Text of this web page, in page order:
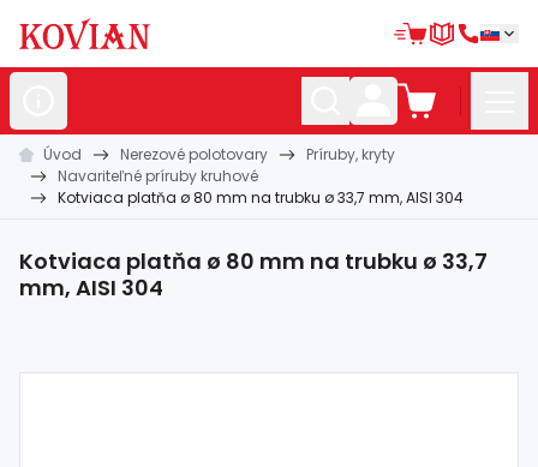
Nerezovépolotovary
Hliníkovépolotovary
Kovanépolotovary
Zábradlia a
Úvod Nerezové polotovary
Príruby, kryty
Navariteľné príruby kruhové
Kotviaca platňa ø 80 mm na trubku ø 33,7 mm, AISI 304
Kotviaca platňa ø 80 mm na trubku ø 33,7
mm, AISI 304